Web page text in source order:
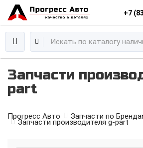
+7
Запчасти
part
Прогресс Авто Запчасти по
Запчасти производителя g-part